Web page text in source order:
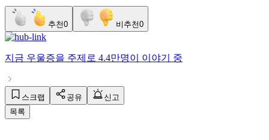
추천0 비추천0
지금 우울증을 주제로 4.4만명이 이야기 중
스크랩 공유
신고
목록